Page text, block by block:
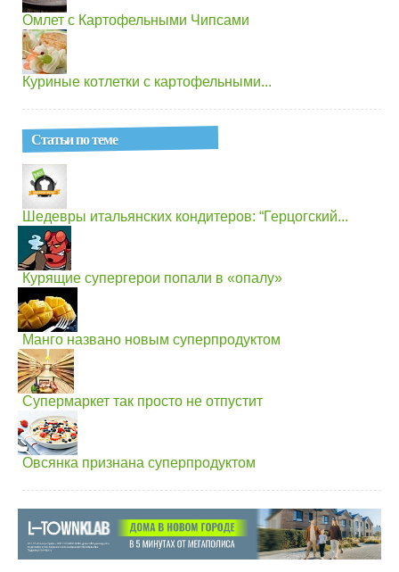
Омлет с Картофельными Чипсами
Куриные котлетки с картофельными...
Статьи по теме
Шедевры итальянских кондитеров: “Герцогский...
Курящие супергерои попали в «опалу»
Манго названо новым суперпродуктом
Супермаркет так просто не отпустит
Овсянка признана суперпродуктом